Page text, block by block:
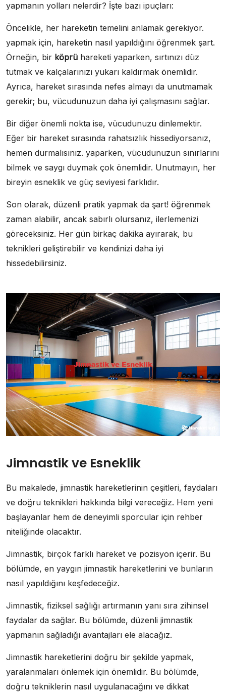
yapmanın yolları nelerdir? İşte bazı ipuçları:
Öncelikle, her hareketin temelini anlamak gerekiyor.
yapmak için, hareketin nasıl yapıldığını öğrenmek şart.
Örneğin, bir köprü hareketi yaparken, sırtınızı düz
tutmak ve kalçalarınızı yukarı kaldırmak önemlidir.
Ayrıca, hareket sırasında nefes almayı da unutmamak
gerekir; bu, vücudunuzun daha iyi çalışmasını sağlar.
Bir diğer önemli nokta ise, vücudunuzu dinlemektir.
Eğer bir hareket sırasında rahatsızlık hissediyorsanız,
hemen durmalısınız. yaparken, vücudunuzun sınırlarını
bilmek ve saygı duymak çok önemlidir. Unutmayın, her
bireyin esneklik ve güç seviyesi farklıdır.
Son olarak, düzenli pratik yapmak da şart! öğrenmek
zaman alabilir, ancak sabırlı olursanız, ilerlemenizi
göreceksiniz. Her gün birkaç dakika ayırarak, bu
teknikleri geliştirebilir ve kendinizi daha iyi
hissedebilirsiniz.
Jimnastik ve Esneklik
Bu makalede, jimnastik hareketlerinin çeşitleri, faydaları
ve doğru teknikleri hakkında bilgi vereceğiz. Hem yeni
başlayanlar hem de deneyimli sporcular için rehber
niteliğinde olacaktır.
Jimnastik, birçok farklı hareket ve pozisyon içerir. Bu
bölümde, en yaygın jimnastik hareketlerini ve bunların
nasıl yapıldığını keşfedeceğiz.
Jimnastik, fiziksel sağlığı artırmanın yanı sıra zihinsel
faydalar da sağlar. Bu bölümde, düzenli jimnastik
yapmanın sağladığı avantajları ele alacağız.
Jimnastik hareketlerini doğru bir şekilde yapmak,
yaralanmaları önlemek için önemlidir. Bu bölümde,
doğru tekniklerin nasıl uygulanacağını ve dikkat